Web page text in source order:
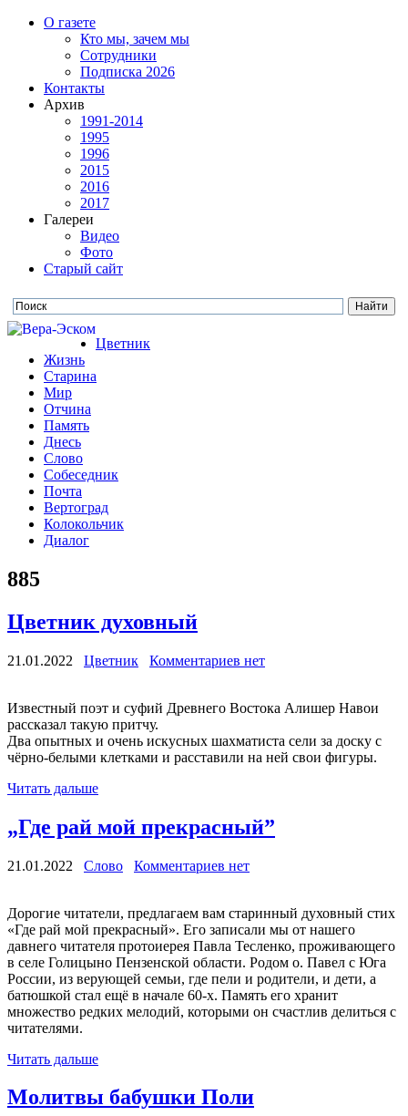
О газете
Кто мы, зачем мы
Сотрудники
Подписка 2026
Контакты
Архив
1991-2014
1995
1996
2015
2016
2017
Галереи
Видео
Фото
Старый сайт
Цветник
Жизнь
Старина
Мир
Отчина
Память
Днесь
Слово
Собеседник
Почта
Вертоград
Колокольчик
Диалог
885
Цветник духовный
21.01.2022 Цветник Комментариев нет
Известный поэт и суфий Древнего Востока Алишер Навои
рассказал такую притчу.
Два опытных и очень искусных шахматиста сели за доску с
чёрно-белыми клетками и расставили на ней свои фигуры.
Читать дальше
„Где рай мой прекрасный”
21.01.2022 Слово Комментариев нет
Дорогие читатели, предлагаем вам старинный духовный стих
«Где рай мой прекрасный». Его записали мы от нашего
давнего читателя протоиерея Павла Тесленко, проживающего
в селе Голицыно Пензенской области. Родом о. Павел с Юга
России, из верующей семьи, где пели и родители, и дети, а
батюшкой стал ещё в начале 60-х. Память его хранит
множество редких мелодий, которыми он счастлив делиться с
читателями.
Читать дальше
Молитвы бабушки Поли